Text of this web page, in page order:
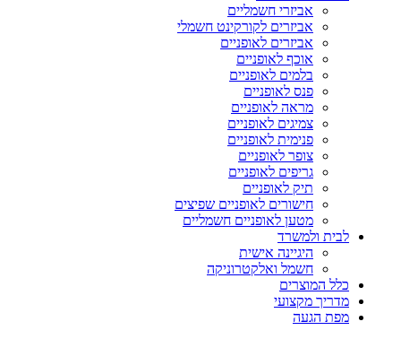
אביזרי חשמליים
אביזרים לקורקינט חשמלי
אביזרים לאופניים
אוכף לאופניים
בלמים לאופניים
פנס לאופניים
מראה לאופניים
צמיגים לאופניים
פנימית לאופניים
צופר לאופניים
גריפים לאופניים
תיק לאופניים
חישורים לאופניים שפיצים
מטען לאופניים חשמליים
לבית ולמשרד
היגיינה אישית
חשמל ואלקטרוניקה
כלל המוצרים
מדריך מקצועי
מפת הגעה